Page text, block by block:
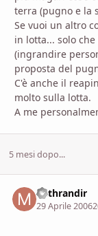
terra (pugno e la
Se vuoi un altro
in lotta... solo
(ingrandire
proposta del
C'è anche il
molto sulla lotta.
A me
5 mesi dopo...
Mithrandir
29 Aprile 2006